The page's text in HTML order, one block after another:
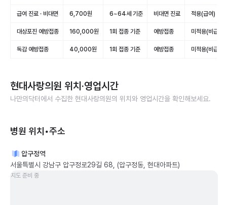
급여 진료 · 비대면 6,700원 6~64세 기준 비대면 진료 적용(급여)
대상포진 예방접종 160,000원 1회 접종 기준 예방접종 미적용(비급여)
독감 예방접종 40,000원 1회 접종 기준 예방접종 미적용(비급여)
현대사랑의원 위치·영업시간
나만의닥터에서 수집한 현대사랑의원의 위치와 영업시간을 확인해보세요.
병원 위치•주소
압구정역
서울특별시 강남구 압구정로29길 68, (압구정동, 현대아파트)
지도 준비 중